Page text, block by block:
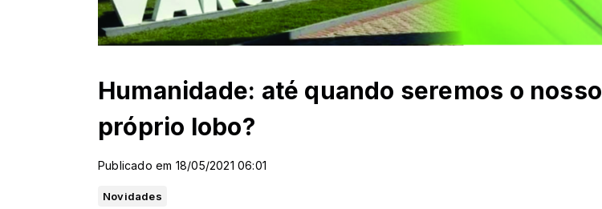
Humanidade: até quando seremos o nosso
próprio lobo?
Publicado em 18/05/2021 06:01
Novidades